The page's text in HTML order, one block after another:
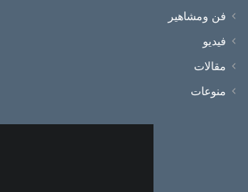
فن ومشاهير
فيديو
مقالات
منوعات